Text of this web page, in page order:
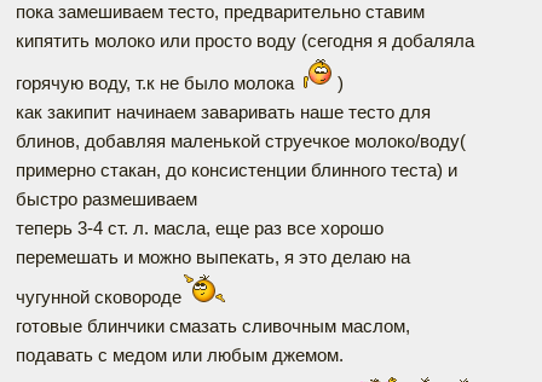
пока замешиваем тесто, предварительно ставим
кипятить молоко или просто воду (сегодня я добаляла
горячую воду, т.к не было молока
)
как закипит начинаем заваривать наше тесто для
блинов, добавляя маленькой струечкое молоко/воду(
примерно стакан, до консистенции блинного теста) и
быстро размешиваем
теперь 3-4 ст. л. масла, еще раз все хорошо
перемешать и можно выпекать, я это делаю на
чугунной сковороде
готовые блинчики смазать сливочным маслом,
подавать с медом или любым джемом.